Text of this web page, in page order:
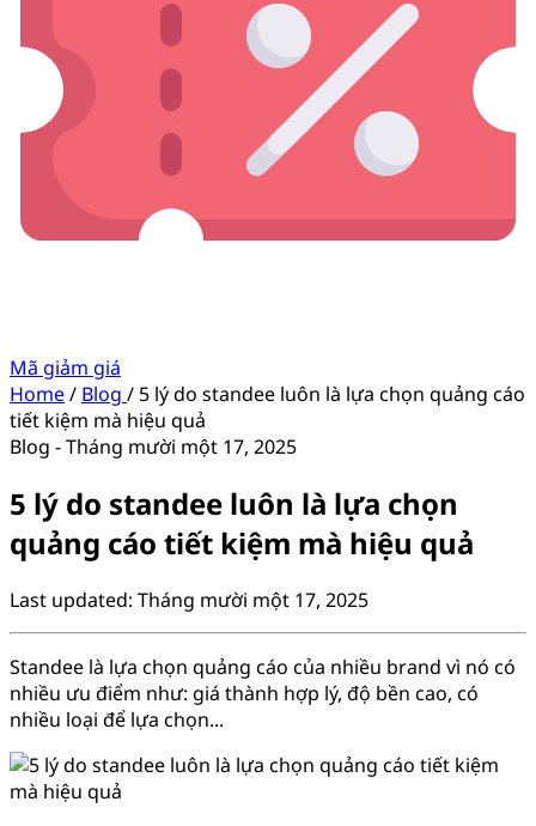
Mã giảm giá
Home/ Blog / 5 lý do standee luôn là lựa chọn quảng cáo
tiết kiệm mà hiệu quả
Blog -Tháng mười một 17, 2025
5 lý do standee luôn là lựa chọn
quảng cáo tiết kiệm mà hiệu quả
Last updated: Tháng mười một 17, 2025
Standee là lựa chọn quảng cáo của nhiều brand vì nó có
nhiều ưu điểm như: giá thành hợp lý, độ bền cao, có
nhiều loại để lựa chọn...